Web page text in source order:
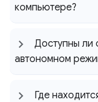
компьютере?
Доступны ли
автономном
Где